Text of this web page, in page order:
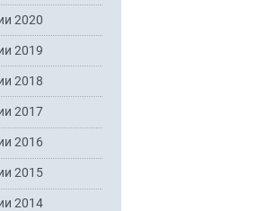
2020
2019
2018
2017
2016
2015
2014